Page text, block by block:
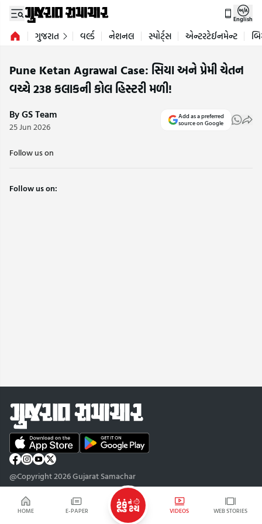
HOME E-PAPER VIDEOS WEB STORIES
English
ગુજરાત વર્લ્ડ નેશનલ સ્પોર્ટ્સ એન્ટરટેઈનમેન્ટ
Pune Ketan Agrawal Case: સિયા અને પ્રેમી ચેતન
વચ્ચે 238 કલાકની કોલ હિસ્ટરી મળી!
By GS Team
25 Jun 2026
Add as a preferred
source on Google
Follow us on
Follow us on:
@Copyright 2026 Gujarat Samachar